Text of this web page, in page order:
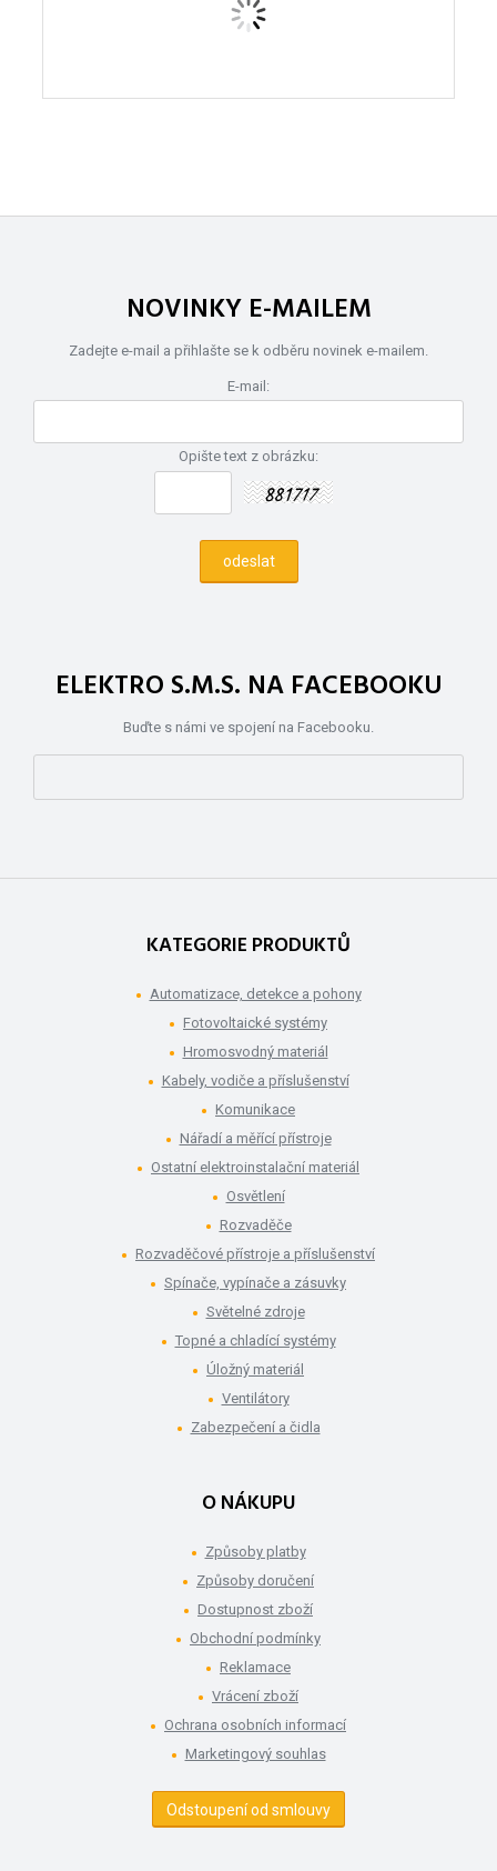
NOVINKY E-MAILEM
Zadejte e-mail a přihlašte se k odběru novinek e-mailem.
E-mail:
Opište text z obrázku:
ELEKTRO S.M.S. NA FACEBOOKU
Buďte s námi ve spojení na Facebooku.
KATEGORIE PRODUKTŮ
Automatizace, detekce a pohony
Fotovoltaické systémy
Hromosvodný materiál
Kabely, vodiče a příslušenství
Komunikace
Nářadí a měřící přístroje
Ostatní elektroinstalační materiál
Osvětlení
Rozvaděče
Rozvaděčové přístroje a příslušenství
Spínače, vypínače a zásuvky
Světelné zdroje
Topné a chladící systémy
Úložný materiál
Ventilátory
Zabezpečení a čidla
O NÁKUPU
Způsoby platby
Způsoby doručení
Dostupnost zboží
Obchodní podmínky
Reklamace
Vrácení zboží
Ochrana osobních informací
Marketingový souhlas
Odstoupení od smlouvy